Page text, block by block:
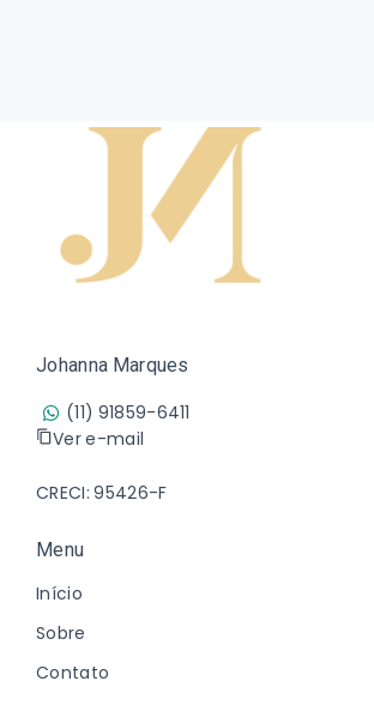
Johanna Marques
(11) 91859-6411
Ver e-mail
CRECI: 95426-F
Menu
Início
Sobre
Contato